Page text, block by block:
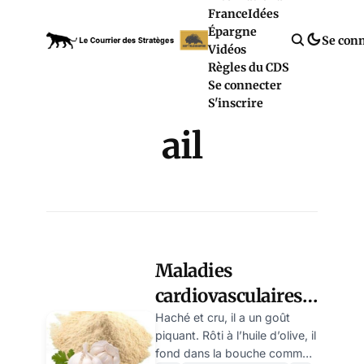
FranceIdées
Épargne
Vidéos
Règles du CDS
Se connecter
S'inscrire
Se
ail
Maladies
cardiovasculaires :
l’allicine (ail) serait
le meilleur allié
Haché et cru, il a un goût
piquant. Rôti à l’huile d’olive, il
fond dans la bouche comme